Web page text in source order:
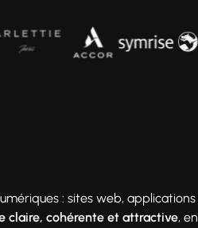
: sites web, applications
claire, cohérente et attractive, en